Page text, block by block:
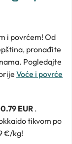
i povrćem! Od
pronađite
Pogledajte
Voće i povrće
0.79 EUR .
tikvom po
€/kg!